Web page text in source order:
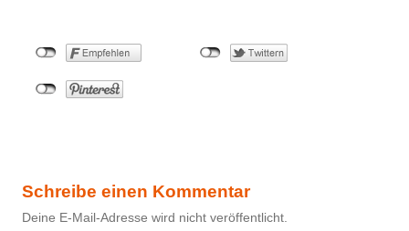
Schreibe einen Kommentar
Deine E-Mail-Adresse wird nicht veröffentlicht.